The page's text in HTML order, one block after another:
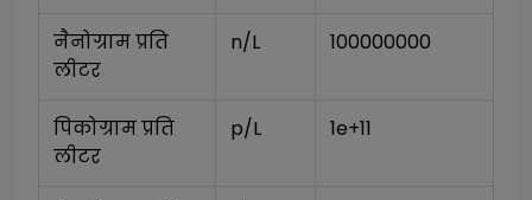
नैनोग्राम प्रति
लीटर
n/L 100000000
पिकोग्राम प्रति
लीटर
p/L 1e+11